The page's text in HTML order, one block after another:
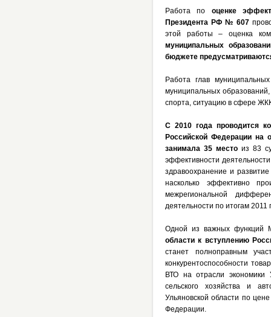
Работа по оценке
Президента РФ № 607
этой работы – оценка
муниципальных
бюджете
Работа глав
муниципальных
спорта, ситуацию в сфере
С 2010 года проводится
Российской Федерации на
занимала 35 место из 83
эффективности
здравоохранение и
насколько эффективно
межрегиональной
деятельности по итогам 2011
Одной из важных функций
области к вступлению
станет полноправным
конкурентоспособности
ВТО на отрасли экономики
сельского хозяйства и
Ульяновской области по
Федерации.